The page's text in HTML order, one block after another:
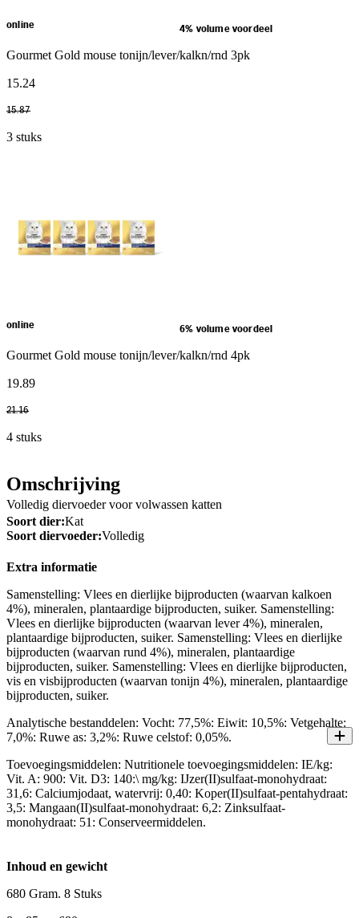
online 4% volume voordeel
Gourmet Gold mouse tonijn/lever/kalkn/rnd 3pk
15.24
15.87
3 stuks
online 6% volume voordeel
Gourmet Gold mouse tonijn/lever/kalkn/rnd 4pk
19.89
21.16
4 stuks
Omschrijving
Volledig diervoeder voor volwassen katten
Soort dier:Kat
Soort diervoeder:Volledig
Extra informatie
Samenstelling: Vlees en dierlijke bijproducten (waarvan kalkoen
4%), mineralen, plantaardige bijproducten, suiker. Samenstelling:
Vlees en dierlijke bijproducten (waarvan lever 4%), mineralen,
plantaardige bijproducten, suiker. Samenstelling: Vlees en dierlijke
bijproducten (waarvan rund 4%), mineralen, plantaardige
bijproducten, suiker. Samenstelling: Vlees en dierlijke bijproducten,
vis en visbijproducten (waarvan tonijn 4%), mineralen, plantaardige
bijproducten, suiker.
Analytische bestanddelen: Vocht: 77,5%: Eiwit: 10,5%: Vetgehalte:
7,0%: Ruwe as: 3,2%: Ruwe celstof: 0,05%.
Toevoegingsmiddelen: Nutritionele toevoegingsmiddelen: IE/kg:
Vit. A: 900: Vit. D3: 140:\ mg/kg: IJzer(II)sulfaat-monohydraat:
31,6: Calciumjodaat, watervrij: 0,40: Koper(II)sulfaat-pentahydraat:
3,5: Mangaan(II)sulfaat-monohydraat: 6,2: Zinksulfaat-
monohydraat: 51: Conserveermiddelen.
Inhoud en gewicht
680 Gram. 8 Stuks